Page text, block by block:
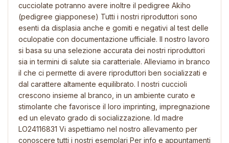
cucciolate potranno avere inoltre il pedigree Akiho
(pedigree giapponese) Tutti i nostri riproduttori sono
esenti da displasia anche e gomiti e negativi al test delle
oculopatie con documentazione ufficiale. Il nostro lavoro
si basa su una selezione accurata dei nostri riproduttori
sia in termini di salute sia caratteriale. Alleviamo in branco
il che ci permette di avere riproduttori ben socializzati e
dal carattere altamente equilibrato. I nostri cuccioli
crescono insieme al branco, in un ambiente curato e
stimolante che favorisce il loro imprinting, impregnazione
ed un elevato grado di socializzazione. Id madre
LO24116831 Vi aspettiamo nel nostro allevamento per
conoscere tutti i nostri esemplari Per info e appuntamenti